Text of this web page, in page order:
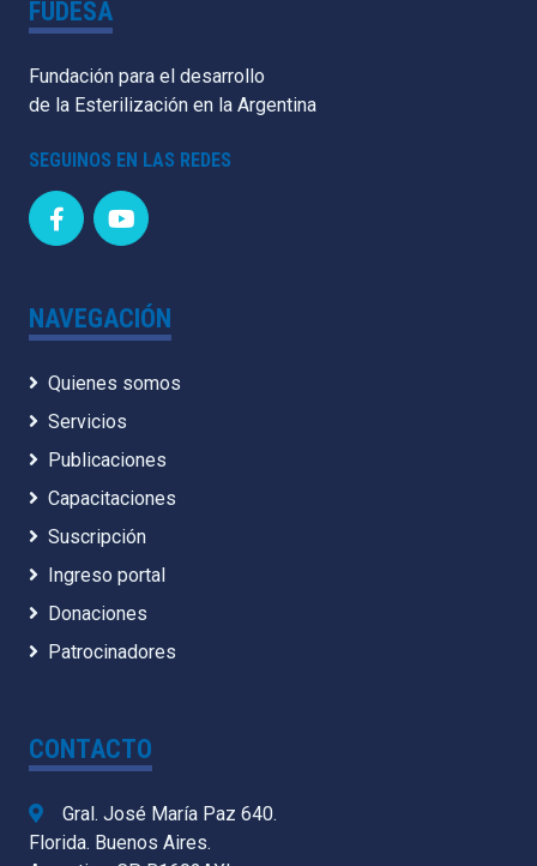
FUDESA
Fundación para el desarrollo
de la Esterilización en la Argentina
SEGUINOS EN LAS REDES
NAVEGACIÓN
Quienes somos
Servicios
Publicaciones
Capacitaciones
Suscripción
Ingreso portal
Donaciones
Patrocinadores
CONTACTO
Gral. José María Paz 640.
Florida. Buenos Aires.